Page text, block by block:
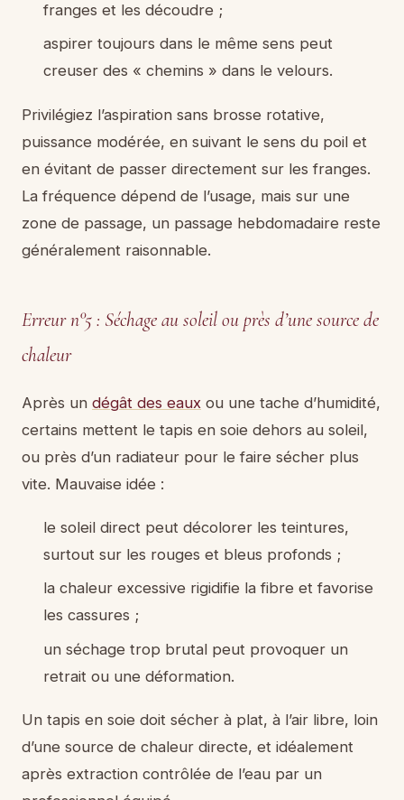
franges et les découdre ;
aspirer toujours dans le même sens peut
creuser des « chemins » dans le velours.
Privilégiez l’aspiration sans brosse rotative,
puissance modérée, en suivant le sens du poil et
en évitant de passer directement sur les franges.
La fréquence dépend de l’usage, mais sur une
zone de passage, un passage hebdomadaire reste
généralement raisonnable.
Erreur n°5 : Séchage au soleil ou près d’une source de
chaleur
Après un dégât des eaux ou une tache d’humidité,
certains mettent le tapis en soie dehors au soleil,
ou près d’un radiateur pour le faire sécher plus
vite. Mauvaise idée :
le soleil direct peut décolorer les teintures,
surtout sur les rouges et bleus profonds ;
la chaleur excessive rigidifie la fibre et favorise
les cassures ;
un séchage trop brutal peut provoquer un
retrait ou une déformation.
Un tapis en soie doit sécher à plat, à l’air libre, loin
d’une source de chaleur directe, et idéalement
après extraction contrôlée de l’eau par un